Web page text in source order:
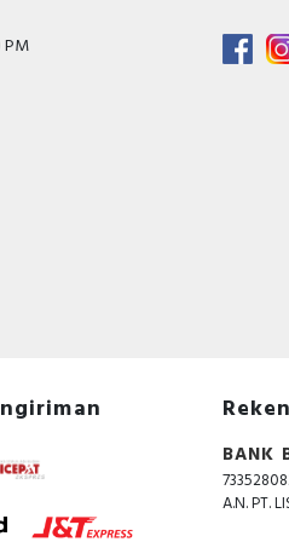
PM
BANK
A.N. PT.